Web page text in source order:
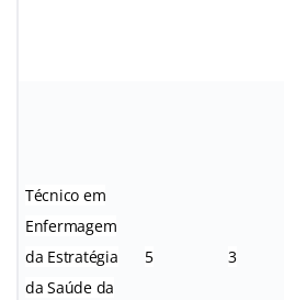
Técnico em
Enfermagem
da Estratégia
da Saúde da
5 3